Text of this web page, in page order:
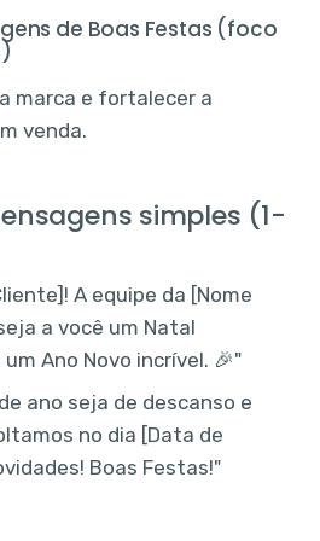
de Boas Festas (foco
marca e fortalecer a
venda.
simples (1-
A equipe da [Nome
a você um Natal
Ano Novo incrível. 🎉"
ano seja de descanso e
no dia [Data de
Boas Festas!"